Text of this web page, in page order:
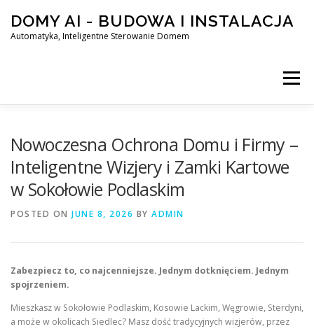
content
DOMY AI - BUDOWA I INSTALACJA
Automatyka, Inteligentne Sterowanie Domem
Menu
SMART DOM AI – AUTOMATYKA, INTELIGENTNE
Nowoczesna Ochrona Domu i Firmy –
Inteligentne Wizjery i Zamki Kartowe
w Sokołowie Podlaskim
POSTED ON JUNE 8, 2026 BY ADMIN
Zabezpiecz to, co najcenniejsze. Jednym dotknięciem. Jednym
spojrzeniem.
Mieszkasz w Sokołowie Podlaskim, Kosowie Lackim, Węgrowie, Sterdyni,
a może w okolicach Siedlec? Masz dość tradycyjnych wizjerów, przez